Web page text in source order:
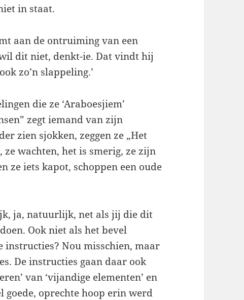
in staat.
aan de ontruiming van een
dit niet, denkt-ie. Dat vindt hij
zo’n slappeling.’
die ze ‘Araboesjiem’
zegt iemand van zijn
zien sjokken, zeggen ze „Het
wachten, het is smerig, ze zijn
iets kapot, schoppen een oude
ja, natuurlijk, net als jij die dit
Ook niet als het bevel
instructies? Nou misschien, maar
De instructies gaan daar ook
van ‘vijandige elementen’ en
goede, oprechte hoop erin werd